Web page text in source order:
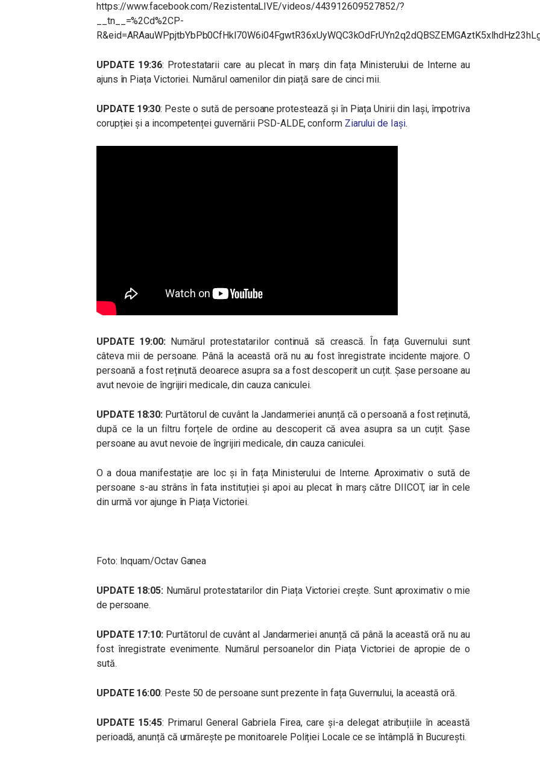
https://www.facebook.com/RezistentaLIVE/videos/443912609527852/?
__tn__=%2Cd%2CP-
UPDATE 19:36: Protestatarii care au plecat în marș din fața Ministerului de Interne au
ajuns în Piața Victoriei. Numărul oamenilor din piață sare de cinci mii.
UPDATE 19:30: Peste o sută de persoane protestează și în Piața Unirii din Iași, împotriva
corupției și a incompetenței guvernării PSD-ALDE,conformZiarului de Iași.
UPDATE 19:00:Numărul protestatarilor continuă să crească. În fața Guvernului sunt
câteva mii de persoane. Până la această oră nu au fost înregistrate incidente majore. O
persoană a fost reținută deoarece asupra sa a fost descoperit un cuțit. Șase persoane au
avut nevoie de îngrijiri medicale, din cauza caniculei.
UPDATE 18:30: Purtătorul de cuvânt la Jandarmeriei anunță că o persoană a fost reținută,
după ce la un filtru forțele de ordine au descoperit că avea asupra sa un cuțit. Șase
persoane au avut nevoie de îngrijiri medicale, din cauza caniculei.
O a doua manifestație are loc și în fața Ministerului de Interne. Aproximativ o sută de
persoane s-au strâns în fata instituției și apoi au plecat în marș către DIICOT, iar în cele
din urmă vor ajunge în Piața Victoriei.
Foto: Inquam/Octav Ganea
UPDATE 18:05:Numărul protestatarilor din Piața Victoriei crește. Sunt aproximativ o mie
de persoane.
UPDATE 17:10:Purtătorul de cuvânt al Jandarmeriei anunță că până la această oră nu au
fost înregistrate evenimente. Numărul persoanelor din Piața Victoriei de apropie de o
sută.
UPDATE 16:00: Peste 50 de persoane sunt prezente în fața Guvernului, la această oră.
UPDATE 15:45: Primarul General Gabriela Firea, care și-a delegat atribuțiile în această
perioadă, anunță că urmărește pe monitoarele Poliției Locale ce se întâmplă în București.